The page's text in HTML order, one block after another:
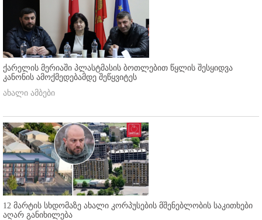
ქარელის მერიაში პლასტმასის ბოთლებით წყლის შესყიდვა
კანონის ამოქმედებამდე შეწყვიტეს
ახალი ამბები
12 მარტის სხდომაზე ახალი კორპუსების მშენებლობის საკითხები
აღარ განიხილება